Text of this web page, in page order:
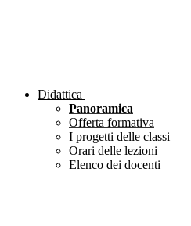
Didattica
Panoramica
Offerta formativa
I progetti delle classi
Orari delle lezioni
Elenco dei docenti